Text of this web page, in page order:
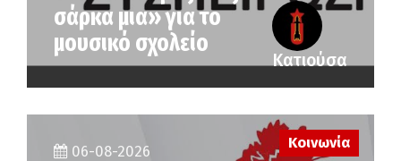
σάρκα μια» για το
μουσικό σχολείο
Κατιούσα
06-08-2026
Κοινωνία